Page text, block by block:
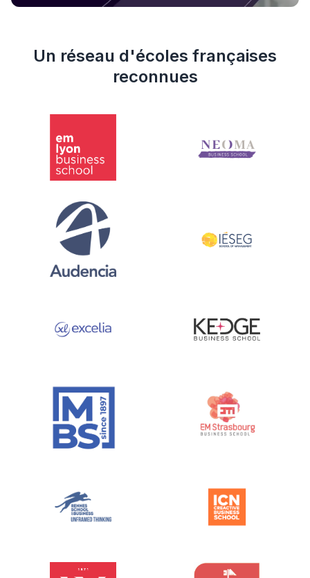
Un réseau d'écoles françaises
reconnues